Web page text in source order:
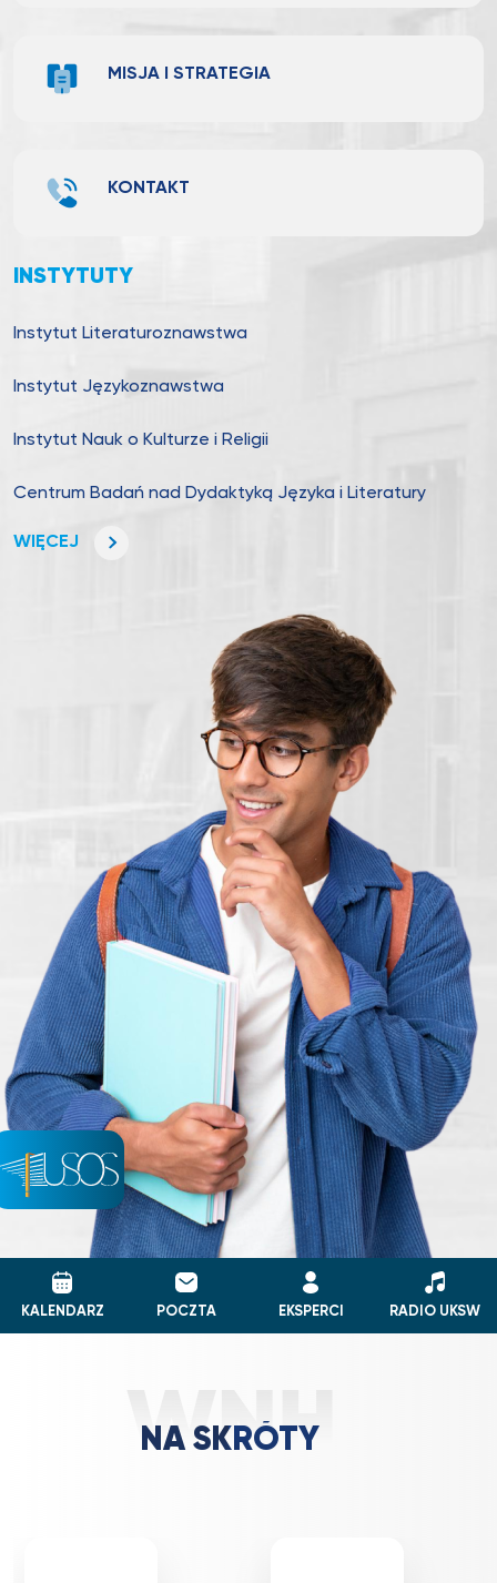
MISJA I STRATEGIA
KONTAKT
INSTYTUTY
Instytut Literaturoznawstwa
Instytut Językoznawstwa
Instytut Nauk o Kulturze i Religii
Centrum Badań nad Dydaktyką Języka i Literatury
WIĘCEJ
KALENDARZ POCZTA EKSPERCI RADIO UKSW
NA SKRÓTY